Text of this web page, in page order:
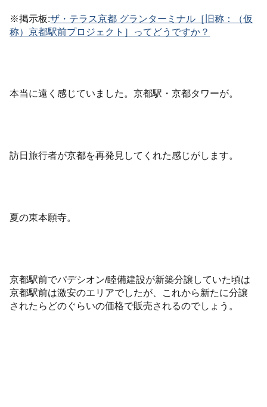
※掲示板:ザ・テラス京都 グランターミナル［旧称：（仮
称）京都駅前プロジェクト］ってどうですか？
本当に遠く感じていました。京都駅・京都タワーが。
訪日旅行者が京都を再発見してくれた感じがします。
夏の東本願寺。
京都駅前でパデシオン/睦備建設が新築分譲していた頃は
京都駅前は激安のエリアでしたが、これから新たに分譲
されたらどのぐらいの価格で販売されるのでしょう。